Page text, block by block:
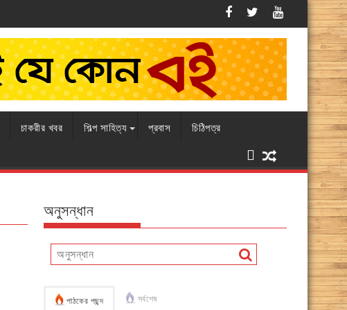
এবারও চামড়ার বাজারে ধস, বিপাকে ব্যবসায়ীরা
চাকরীর খবর শিল্প সাহিত্য প্রবাস চিঠিপত্র
অনুসন্ধান
পাঠকের পছন্দ সর্বশেষ